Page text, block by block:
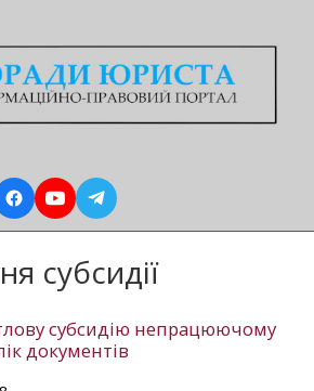
субсидії
субсидію непрацюючому
документів